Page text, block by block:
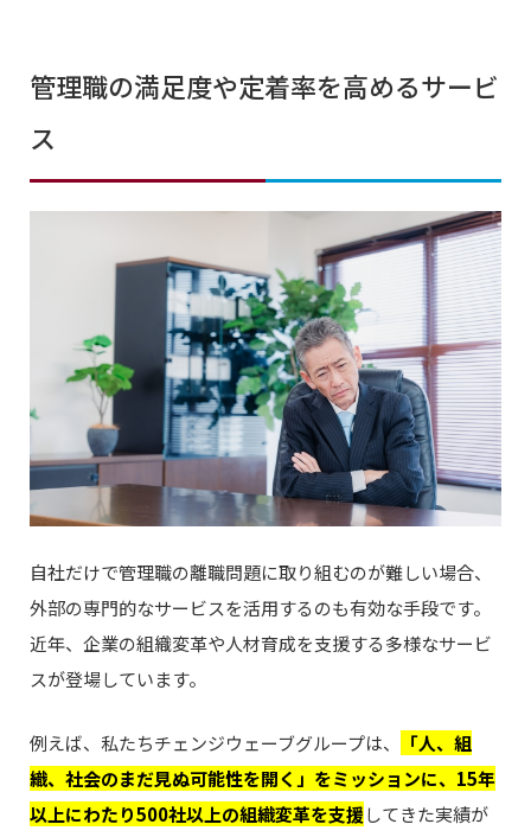
管理職の満足度や定着率を高めるサービ
ス
自社だけで管理職の離職問題に取り組むのが難しい場合、
外部の専門的なサービスを活用するのも有効な手段です。
近年、企業の組織変革や人材育成を支援する多様なサービ
スが登場しています。
例えば、私たちチェンジウェーブグループは、
「人、組
織、社会のまだ見ぬ可能性を開く」をミッションに、15年
以上にわたり500社以上の組織変革を支援してきた実績が